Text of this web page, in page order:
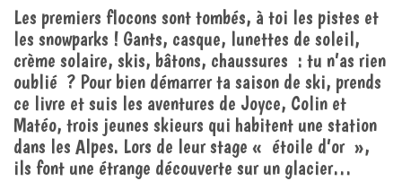
Les premiers flocons sont tombés, à toi les pistes et
les snowparks ! Gants, casque, lunettes de soleil,
crème solaire, skis, bâtons, chaussures : tu n’as rien
oublié ? Pour bien démarrer ta saison de ski, prends
ce livre et suis les aventures de Joyce, Colin et
Matéo, trois jeunes skieurs qui habitent une station
dans les Alpes. Lors de leur stage « étoile d’or »,
ils font une étrange découverte sur un glacier…